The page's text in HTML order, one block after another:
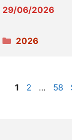
29/06/2026
Categories
2026
Pàgina
1 Pàgina
2 … 58